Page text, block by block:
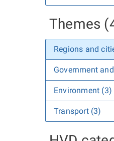
Themes
Regions and
Government
Environment (3)
Transport (3)